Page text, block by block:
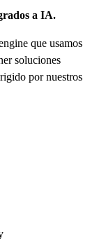
a IA.
que usamos
soluciones
por nuestros